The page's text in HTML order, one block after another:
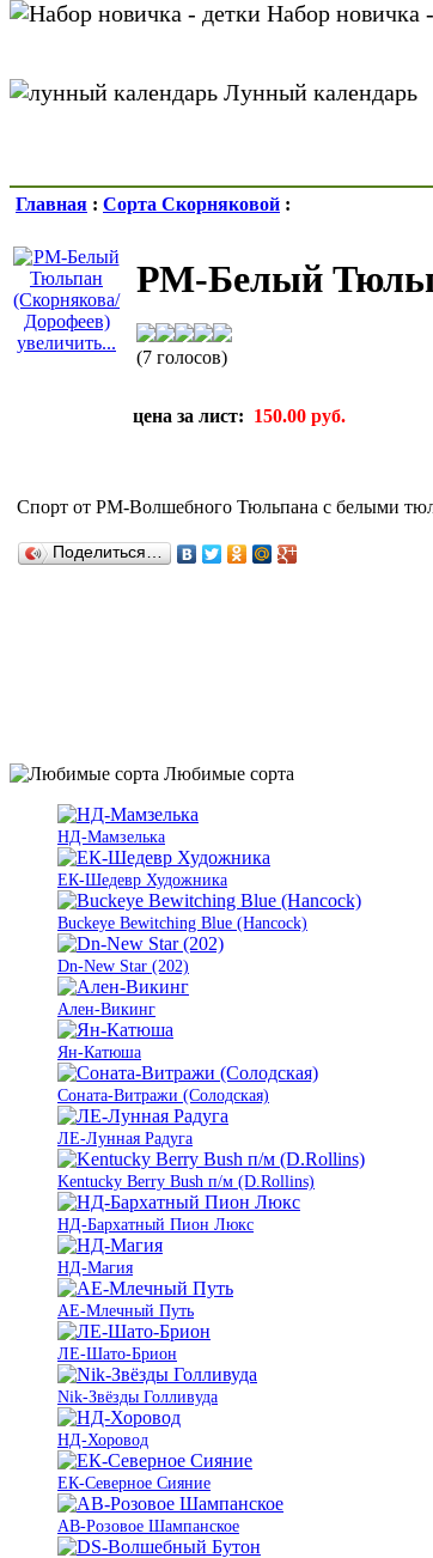
Набор новичка
Лунный календарь
Главная : Сорта Скорняковой :
увеличить...
РМ-Белый
(7 голосов)
цена за лист: 150.00 руб.
Спорт от РМ-Волшебного Тюльпана с белыми
Поделиться…
Любимые сорта
НД-Мамзелька
ЕК-Шедевр Художника
Buckeye Bewitching Blue (Hancock)
Dn-New Star (202)
Ален-Викинг
Ян-Катюша
Соната-Витражи (Солодская)
ЛЕ-Лунная Радуга
Kentucky Berry Bush п/м (D.Rollins)
НД-Бархатный Пион Люкс
НД-Магия
АЕ-Млечный Путь
ЛЕ-Шато-Брион
Nik-Звёзды Голливуда
НД-Хоровод
ЕК-Северное Сияние
АВ-Розовое Шампанское